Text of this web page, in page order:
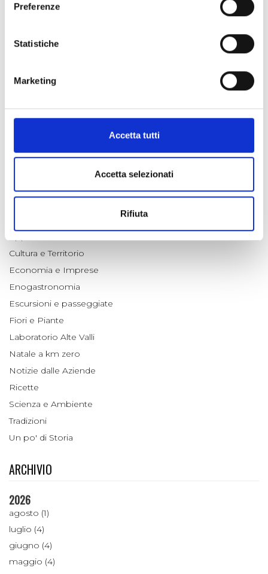
Preferenze
Statistiche
Marketing
Accetta tutti
Accetta selezionati
Rifiuta
20 lug 2026
I MARRONS DEL MONCENISIO: UNA STORIA LUNGA OLTRE
02 lug 2026
CATEGORIE
Cultura e Territorio
Economia e Imprese
Enogastronomia
Escursioni e passeggiate
Fiori e Piante
Laboratorio Alte Valli
Natale a km zero
Notizie dalle Aziende
Ricette
Scienza e Ambiente
Tradizioni
Un po' di Storia
ARCHIVIO
2026
agosto (1)
luglio (4)
giugno (4)
maggio (4)